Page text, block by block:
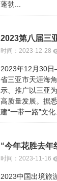
蓬勃...
2023第八届三
时间：2023-12-28
2023年12月30
省三亚市天涯海
示、推广以三亚
高质量发展。据
建“一带一路”文化...
时间：2023-11-16
2023中国出境旅